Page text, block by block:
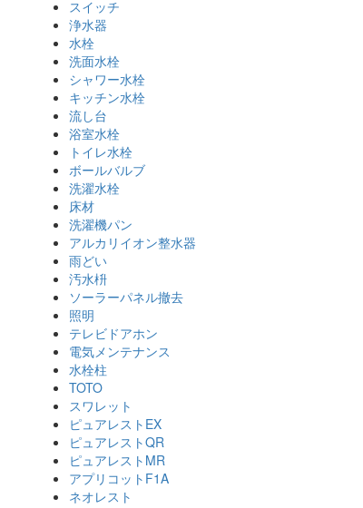
スイッチ
浄水器
水栓
洗面水栓
シャワー水栓
キッチン水栓
流し台
浴室水栓
トイレ水栓
ボールバルブ
洗濯水栓
床材
洗濯機パン
アルカリイオン整水器
雨どい
汚水枡
ソーラーパネル撤去
照明
テレビドアホン
電気メンテナンス
水栓柱
TOTO
スワレット
ピュアレストEX
ピュアレストQR
ピュアレストMR
アプリコットF1A
ネオレスト